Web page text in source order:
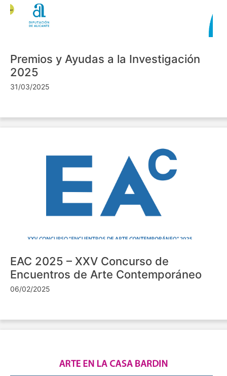
Premios y Ayudas a la Investigación
2025
31/03/2025
EAC 2025 – XXV Concurso de
Encuentros de Arte Contemporáneo
06/02/2025